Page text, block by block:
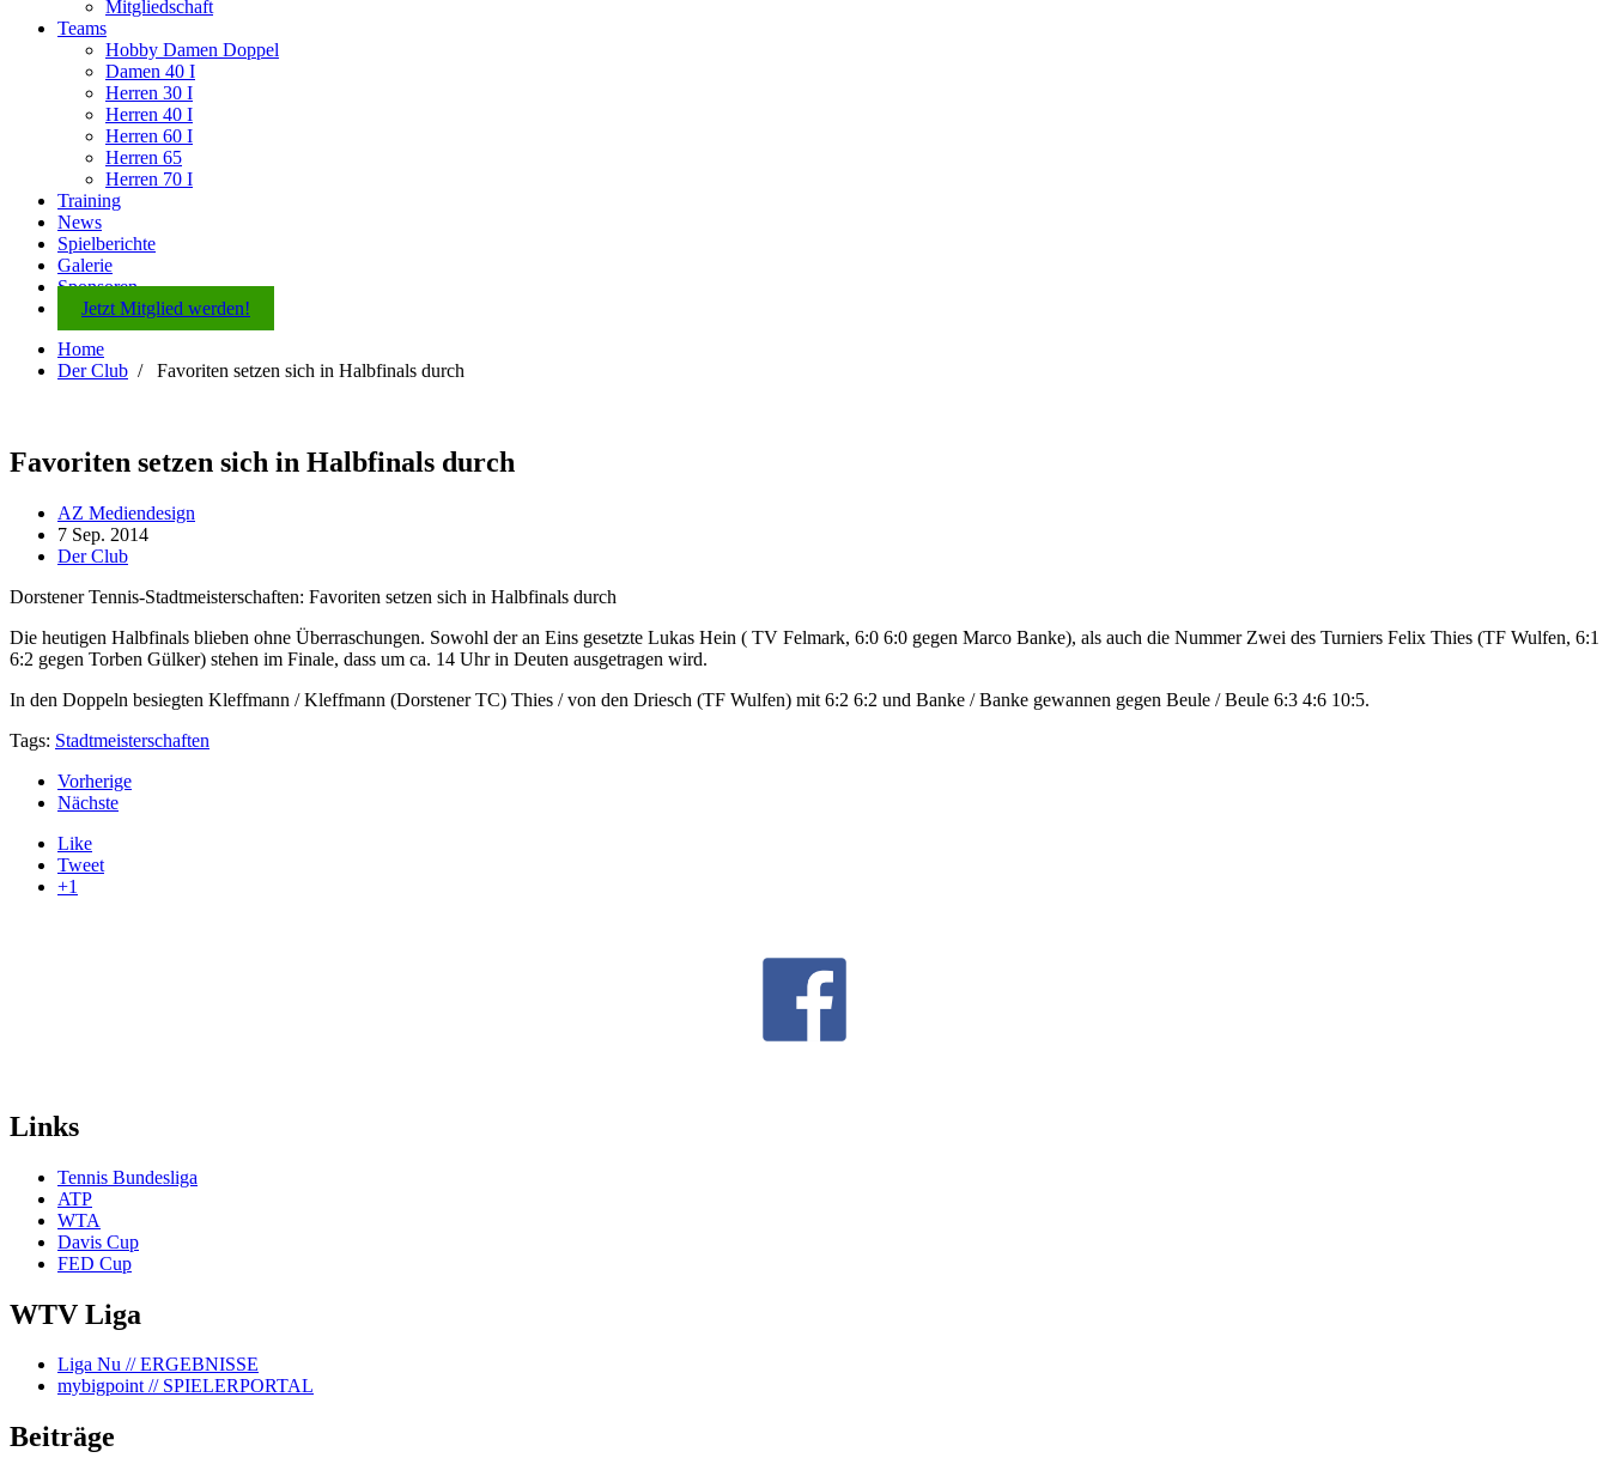
Mitgliedschaft
Teams
Hobby Damen Doppel
Damen 40 I
Herren 30 I
Herren 40 I
Herren 60 I
Herren 65
Herren 70 I
Training
News
Spielberichte
Galerie
Sponsoren
Jetzt Mitglied werden!
Home
Der Club / Favoriten setzen sich in Halbfinals durch
Favoriten setzen sich in Halbfinals durch
AZ Mediendesign
7 Sep. 2014
Der Club
Dorstener Tennis-Stadtmeisterschaften: Favoriten setzen sich in Halbfinals durch
Die heutigen Halbfinals blieben ohne Überraschungen. Sowohl der an Eins gesetzte Lukas Hein ( TV Felmark, 6:0 6:0 gegen Marco Banke), als auch die Nummer Zwei des Turniers Felix Thies (TF Wulfen, 6:1
6:2 gegen Torben Gülker) stehen im Finale, dass um ca. 14 Uhr in Deuten ausgetragen wird.
In den Doppeln besiegten Kleffmann / Kleffmann (Dorstener TC) Thies / von den Driesch (TF Wulfen) mit 6:2 6:2 und Banke / Banke gewannen gegen Beule / Beule 6:3 4:6 10:5.
Tags: Stadtmeisterschaften
Vorherige
Nächste
Like
Tweet
+1
Links
Tennis Bundesliga
ATP
WTA
Davis Cup
FED Cup
WTV Liga
Liga Nu // ERGEBNISSE
mybigpoint// SPIELERPORTAL
Beiträge